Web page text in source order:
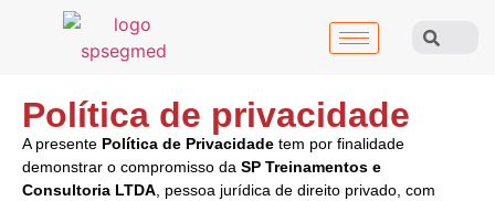
Política de privacidade
A presente Política de Privacidade tem por finalidade
demonstrar o compromisso da SP Treinamentos e
Consultoria LTDA , pessoa jurídica de direito privado, com